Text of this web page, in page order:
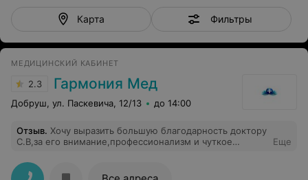
Карта Фильтры
МЕДИЦИНСКИЙ КАБИНЕТ
2.3 Гармония Мед
Добруш, ул. Паскевича, 12/13 до 14:00
Отзыв. Хочу выразить большую благодарность доктору
С.В,за его внимание,профессионализм и чуткое
Еще